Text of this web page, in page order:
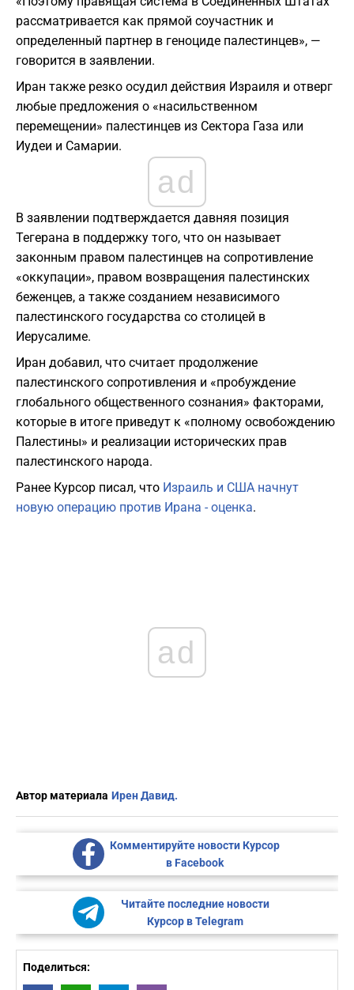
рассматривается как прямой соучастник и
определенный партнер в геноциде палестинцев», —
говорится в заявлении.
Иран также резко осудил действия Израиля и отверг
любые предложения о «насильственном
перемещении» палестинцев из Сектора Газа или
Иудеи и Самарии.
ad
В заявлении подтверждается давняя позиция
Тегерана в поддержку того, что он называет
законным правом палестинцев на сопротивление
«оккупации», правом возвращения палестинских
беженцев, а также созданием независимого
палестинского государства со столицей в
Иерусалиме.
Иран добавил, что считает продолжение
палестинского сопротивления и «пробуждение
глобального общественного сознания» факторами,
которые в итоге приведут к «полному освобождению
Палестины» и реализации исторических прав
палестинского народа.
Ранее Курсор писал, что Израиль и США начнут
новую операцию против Ирана - оценка.
ad
Автор материала Ирен Давид.
Комментируйте новости Курсор
в Facebook
Читайте последние новости
Курсор в Telegram
Поделиться: